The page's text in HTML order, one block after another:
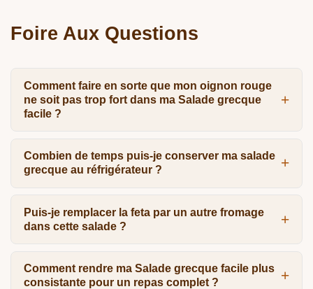
Foire Aux Questions
Comment faire en sorte que mon oignon rouge
ne soit pas trop fort dans ma Salade grecque
facile ?
Combien de temps puis-je conserver ma salade
grecque au réfrigérateur ?
Puis-je remplacer la feta par un autre fromage
dans cette salade ?
Comment rendre ma Salade grecque facile plus
consistante pour un repas complet ?